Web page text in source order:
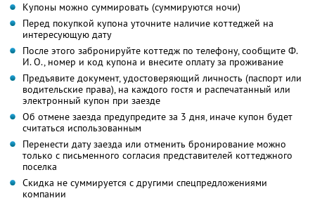
Купоны можно суммировать (суммируются ночи)
Перед покупкой купона уточните наличие коттеджей на
интересующую дату
После этого забронируйте коттедж по телефону, сообщите Ф.
И. О., номер и код купона и внесите оплату за проживание
Предъявите документ, удостоверяющий личность (паспорт или
водительские права), на каждого гостя и распечатанный или
электронный купон при заезде
Об отмене заезда предупредите за 3 дня, иначе купон будет
считаться использованным
Перенести дату заезда или отменить бронирование можно
только с письменного согласия представителей коттеджного
поселка
Скидка не суммируется с другими спецпредложениями
компании